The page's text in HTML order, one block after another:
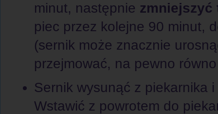
minut, następnie zmniejszyć
piec przez kolejne 90 minut,
(sernik może znacznie
przejmować, na pewno
Sernik wysunąć z piekarnika
Wstawić z powrotem do